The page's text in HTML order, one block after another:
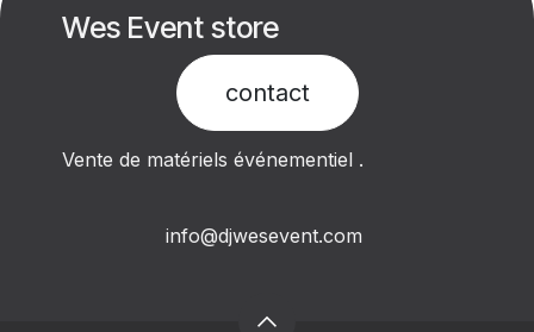
Wes Event store
contact​
Vente de matériels événementiel .
info@djwesevent.com